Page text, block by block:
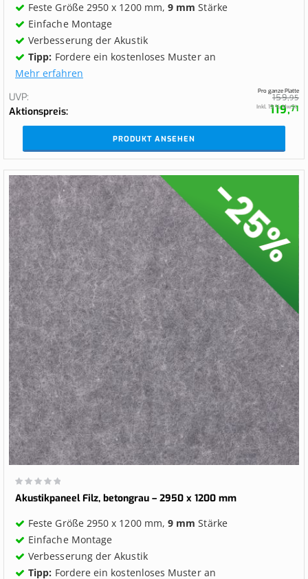
Feste Größe 2950 x 1200 mm,9 mm Stärke
Einfache Montage
Verbesserung der Akustik
Tipp: Fordere ein kostenloses Muster an
Mehr erfahren
UVP
159,95
Aktionspreis
Pro ganze Platte
119,71
Inkl. 19 % MwSt.
PRODUKT ANSEHEN
Wertung:
0%
Akustikpaneel Filz, betongrau – 2950 x 1200 mm
Feste Größe 2950 x 1200 mm,9 mm Stärke
Einfache Montage
Verbesserung der Akustik
Tipp: Fordere ein kostenloses Muster an